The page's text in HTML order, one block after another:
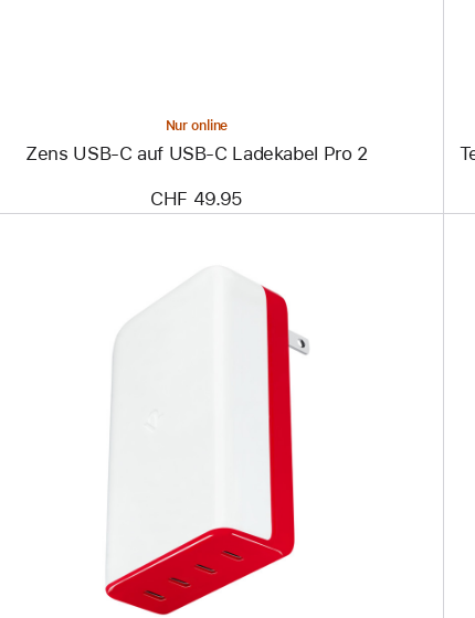
Nur online
Zens USB‑C auf USB‑C Ladekabel Pro 2
CHF 49.95
Travel
120W
mit
„Wo ist?“